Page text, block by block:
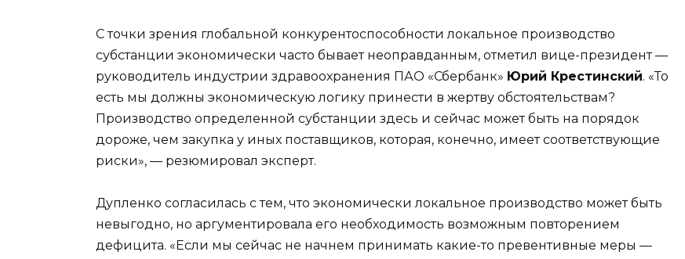
С точки зрения глобальной конкурентоспособности локальное производство
субстанции экономически часто бывает неоправданным, отметил вице-президент —
руководитель индустрии здравоохранения ПАО «Сбербанк» Юрий Крестинский. «То
есть мы должны экономическую логику принести в жертву обстоятельствам?
Производство определенной субстанции здесь и сейчас может быть на порядок
дороже, чем закупка у иных поставщиков, которая, конечно, имеет соответствующие
риски», — резюмировал эксперт.
Дупленко согласилась с тем, что экономически локальное производство может быть
невыгодно, но аргументировала его необходимость возможным повторением
дефицита. «Если мы сейчас не начнем принимать какие-то превентивные меры —